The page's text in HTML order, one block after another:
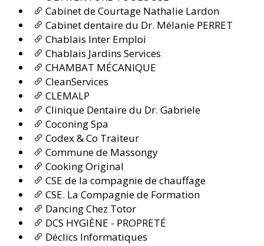
Cabinet de Courtage Nathalie Lardon
Cabinet dentaire du Dr. Mélanie PERRET
Chablais Inter Emploi
Chablais Jardins Services
CHAMBAT MÉCANIQUE
CleanServices
CLEMALP
Clinique Dentaire du Dr. Gabriele
Coconing Spa
Codex & Co Traiteur
Commune de Massongy
Cooking Original
CSE de la compagnie de chauffage
CSE. La Compagnie de Formation
Dancing Chez Totor
DCS HYGIÈNE - PROPRETÉ
Déclics Informatiques